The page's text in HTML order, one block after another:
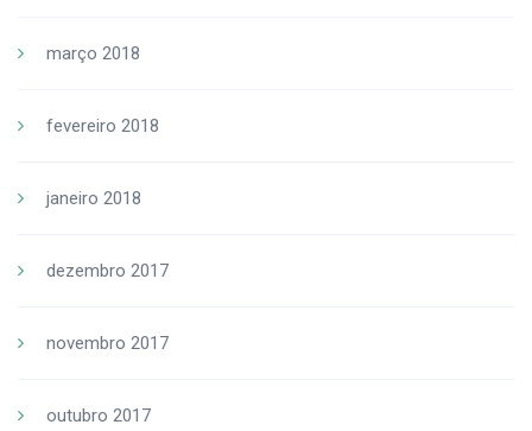
março 2018
fevereiro 2018
janeiro 2018
dezembro 2017
novembro 2017
outubro 2017